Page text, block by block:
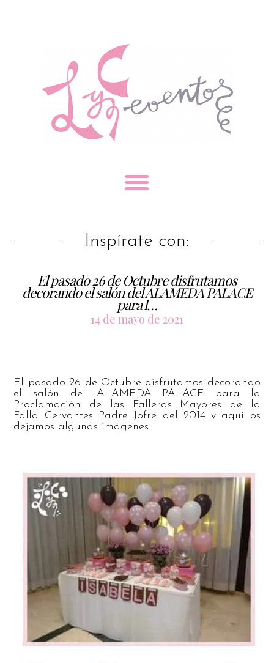
Inspírate con:
El pasado 26 de Octubre disfrutamos
decorando el salón del ALAMEDA PALACE
para l…
14 de mayo de 2021
El pasado 26 de Octubre disfrutamos decorando
el salón del ALAMEDA PALACE para la
Proclamación de las Falleras Mayores de la
Falla Cervantes Padre Jofré del 2014 y aquí os
dejamos algunas imágenes.